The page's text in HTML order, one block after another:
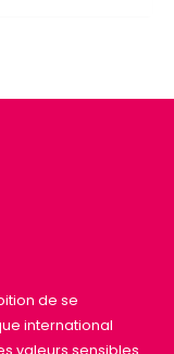
de se
international